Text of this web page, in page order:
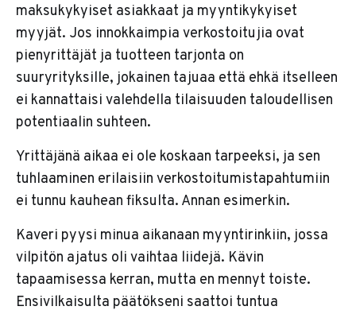
maksukykyiset asiakkaat ja myyntikykyiset
myyjät. Jos innokkaimpia verkostoitujia ovat
pienyrittäjät ja tuotteen tarjonta on
suuryrityksille, jokainen tajuaa että ehkä itselleen
ei kannattaisi valehdella tilaisuuden taloudellisen
potentiaalin suhteen.
Yrittäjänä aikaa ei ole koskaan tarpeeksi, ja sen
tuhlaaminen erilaisiin verkostoitumistapahtumiin
ei tunnu kauhean fiksulta. Annan esimerkin.
Kaveri pyysi minua aikanaan myyntirinkiin, jossa
vilpitön ajatus oli vaihtaa liidejä. Kävin
tapaamisessa kerran, mutta en mennyt toiste.
Ensivilkaisulta päätökseni saattoi tuntua